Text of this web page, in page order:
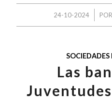
24-10-2024
/
SOCIEDADES
Las